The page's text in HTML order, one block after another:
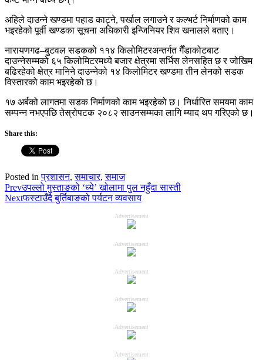
अहिले दाउन्ने खण्डमा पहाड काट्ने, पर्खाल लगाउने र कल्भर्ट निर्माणको काम
भइरहेको पूर्वी खण्डका सूचना अधिकारी इन्जिनियर शिव खनालले बताए।
नारायणगढ–बुटवल सडकको ११४ किलोमिटरअन्तर्गत गैँडाकोटबाट
दाउन्नेसम्मको ६५ किलोमिटरमध्ये बजार क्षेत्रमा सर्भिस लेनसहित छ र जोखिम
बढिरहेको क्षेत्र मानिने दाउन्नेको १४ किलोमिटर खण्डमा तीन लेनको सडक
विस्तारको काम भइरहेको छ।
१७ अर्बको लागतमा सडक निर्माणको काम भइरहेको छ। निर्धारित समयमा काम
सम्पन्न नभएपछि तेस्रोपटक २०८२ साउनसम्मका लागि म्याद थप गरिएको छ।
Share this:
Posted inप्रशासन,समाचार,समाज
Prevउपल्लो मुस्ताङको ‘ध्ये’ खोलामा पुल नहुँदा सास्ती
Nextफस्टाउँदै बुर्तिबाङको पर्यटन व्यवसाय
Advertisement
Advertisement
Advertisement
Advertisement
Advertisement
Advertisement